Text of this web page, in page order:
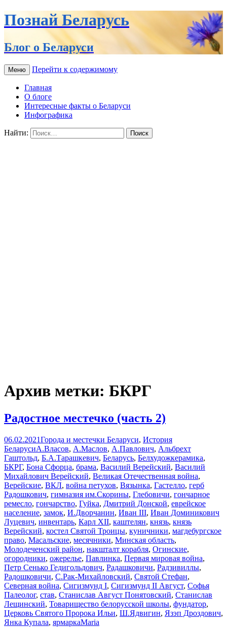
Познай Беларусь
Блог о Беларуси
Меню Перейти к содержимому
Главная
О блоге
Интересные факты о Беларуси
Инфографика
Найти:
Архив метки: БКРГ
Радостное местечко (часть 2)
06.02.2021Города и местечки Беларуси, История
БеларусиА.Власов, А.Маслов, А.Павлович, Альбрехт
Гаштольд, Б.А.Тарашкевич, Беларусь, Белхудожкерамика,
БКРГ, Бона Сфорца, брама, Василий Верейский, Василий
Михайлович Верейский, Великая Отечественная война,
Верейские, ВКЛ, война петухов, Вязынка, Гастелло, герб
Радошкович, гимназия им.Скорины, Глебовичи, гончарное
ремесло, гончарство, Гуйка, Дмитрий Донской, еврейское
население, замок, И.Дворчанин, Иван III, Иван Доминикович
Луцевич, инвентарь, Карл XII, каштелян, князь, князь
Верейский, костел Святой Троицы, куничники, магдебургское
право, Масальские, месячники, Минская область,
Молодеченский район, накшталт корабля, Огинские,
огородники, ожерелье, Павлинка, Первая мировая война,
Петр Сенько Гедигольдович, Радашковичи, Радзивиллы,
Радошковичи, С.Рак-Михайловский, Святой Стефан,
Северная война, Сигизмунд I, Сигизмунд II Август, Софья
Палеолог, став, Станислав Август Понятовский, Станислав
Лещинский, Товарищество белорусской школы, фундатор,
Церковь Святого Пророка Ильи, Ш.Ядвигин, Язэп Дроздович,
Янка Купала, ярмаркаMaria